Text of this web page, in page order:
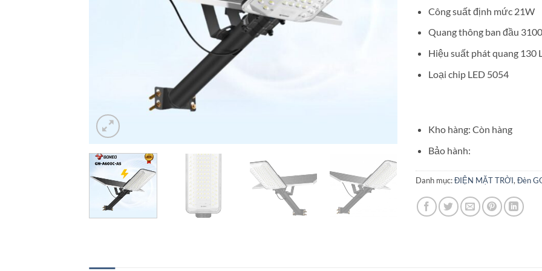
Công suất định mức 21W
Quang thông ban đầu
Hiệu suất phát quang 130
Loại chip LED 5054
Kho hàng: Còn hàng
Bảo hành:
Danh mục:ĐIỆN MẶT TRỜI, Đèn